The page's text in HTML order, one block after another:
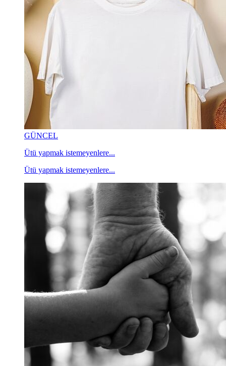
GÜNCEL
Ütü yapmak istemeyenlere...
Ütü yapmak istemeyenlere...